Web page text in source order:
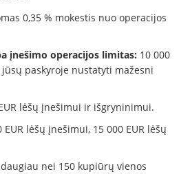
0,35 % mokestis nuo operacijos
įnešimo operacijos limitas: 10 000
jūsų paskyroje nustatyti mažesni
lėšų įnešimui ir išgryninimui.
EUR lėšų įnešimui, 15 000 EUR lėšų
nei 150 kupiūrų vienos